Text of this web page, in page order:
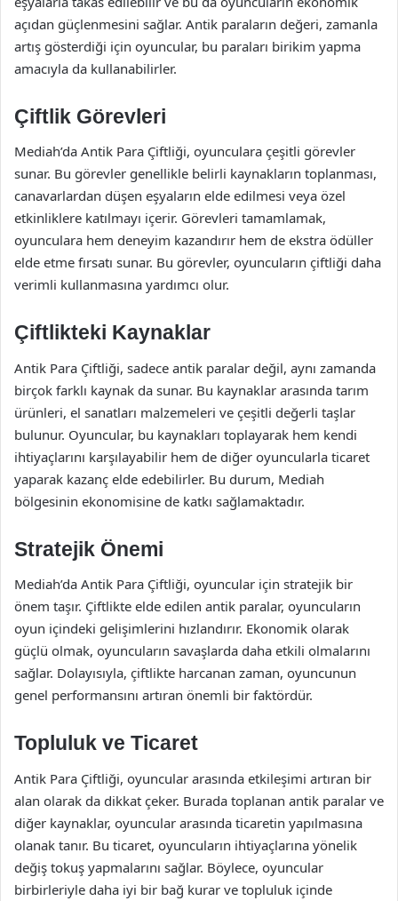
açıdan güçlenmesini sağlar. Antik paraların değeri, zamanla
artış gösterdiği için oyuncular, bu paraları birikim yapma
amacıyla da kullanabilirler.
Çiftlik Görevleri
Mediah’da Antik Para Çiftliği, oyunculara çeşitli görevler
sunar. Bu görevler genellikle belirli kaynakların toplanması,
canavarlardan düşen eşyaların elde edilmesi veya özel
etkinliklere katılmayı içerir. Görevleri tamamlamak,
oyunculara hem deneyim kazandırır hem de ekstra ödüller
elde etme fırsatı sunar. Bu görevler, oyuncuların çiftliği daha
verimli kullanmasına yardımcı olur.
Çiftlikteki Kaynaklar
Antik Para Çiftliği, sadece antik paralar değil, aynı zamanda
birçok farklı kaynak da sunar. Bu kaynaklar arasında tarım
ürünleri, el sanatları malzemeleri ve çeşitli değerli taşlar
bulunur. Oyuncular, bu kaynakları toplayarak hem kendi
ihtiyaçlarını karşılayabilir hem de diğer oyuncularla ticaret
yaparak kazanç elde edebilirler. Bu durum, Mediah
bölgesinin ekonomisine de katkı sağlamaktadır.
Stratejik Önemi
Mediah’da Antik Para Çiftliği, oyuncular için stratejik bir
önem taşır. Çiftlikte elde edilen antik paralar, oyuncuların
oyun içindeki gelişimlerini hızlandırır. Ekonomik olarak
güçlü olmak, oyuncuların savaşlarda daha etkili olmalarını
sağlar. Dolayısıyla, çiftlikte harcanan zaman, oyuncunun
genel performansını artıran önemli bir faktördür.
Topluluk ve Ticaret
Antik Para Çiftliği, oyuncular arasında etkileşimi artıran bir
alan olarak da dikkat çeker. Burada toplanan antik paralar ve
diğer kaynaklar, oyuncular arasında ticaretin yapılmasına
olanak tanır. Bu ticaret, oyuncuların ihtiyaçlarına yönelik
değiş tokuş yapmalarını sağlar. Böylece, oyuncular
birbirleriyle daha iyi bir bağ kurar ve topluluk içinde